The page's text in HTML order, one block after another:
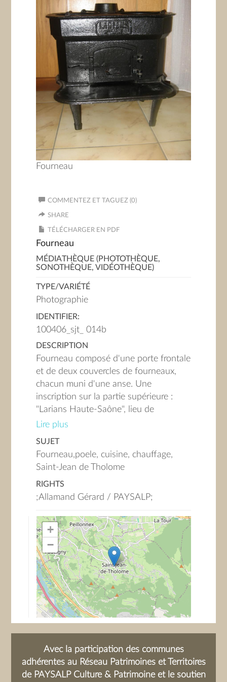
Fourneau
COMMENTEZ ET TAGUEZ (0)
SHARE
TÉLÉCHARGER EN PDF
Fourneau
MÉDIATHÈQUE (PHOTOTHÈQUE,
SONOTHÈQUE, VIDÉOTHÈQUE)
TYPE/VARIÉTÉ
Photographie
IDENTIFIER:
100406_sjt_ 014b
DESCRIPTION
Fourneau composé d'une porte frontale
et de deux couvercles de fourneaux,
chacun muni d'une anse. Une
inscription sur la partie supérieure :
"Larians Haute-Saône", lieu de
fabrication. Il provient de Saint-Jean-
Lire plus
SUJET
Fourneau,poele, cuisine, chauffage,
Saint-Jean de Tholome
RIGHTS
;Allamand Gérard / PAYSALP;
+
−
Avec la participation des communes
adhérentes au Réseau Patrimoines et Territoires
de PAYSALP Culture & Patrimoine et le soutien